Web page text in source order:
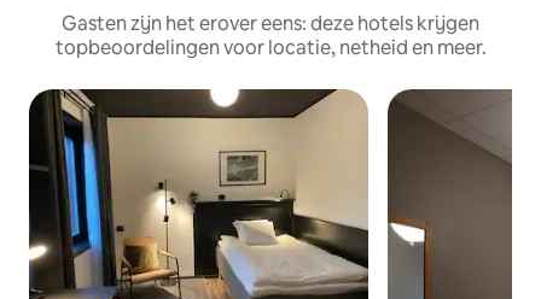
Gasten zijn het erover eens: deze hotels krijgen
topbeoordelingen voor locatie, netheid en meer.